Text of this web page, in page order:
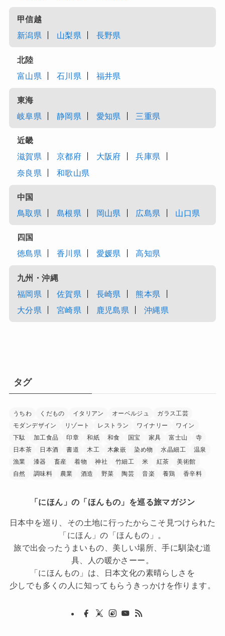
甲信越
新潟県
山梨県 長野県
北陸
富山県
石川県 福井県
東海
岐阜県
静岡県 愛知県 三重県
近畿
滋賀県
京都府 大阪府
兵庫県
奈良県
和歌山県
中国
鳥取県
島根県 岡山県 広島県 山口県
四国
徳島県
香川県 愛媛県 高知県
九州・沖縄
福岡県
佐賀県 長崎県
熊本県
大分県
宮崎県 鹿児島県 沖縄県
タグ
うちわ くだもの イタリアン オーベルジュ
ガラス工芸
モダンデザイン
リゾート レストラン ワイナリー
ワイン
下駄
加工食品 印章 和紙 和食 国宝 家具 富士山
寺
日本茶
日本酒 書道 木工 木象嵌 染め物 水晶細工
温泉
漁業
漆器 畜産 着物 神社 竹細工 米 紅茶
美術館
自然
調味料 農業 酒造 野菜 陶芸 音楽 養鶏 香辛料
「にほん」の「ほんもの」を巡る旅マガジン
日本中を巡り、その土地に行ったからこそ見つけられた
「にほん」の「ほんもの」。
旅で出会ったうまいもの、美しい場所、手に馴染む道
具、人の暖かさーー。
「にほんもの」は、日本文化の素晴らしさを
少しでも多くの人に知ってもらうきっかけを作ります。